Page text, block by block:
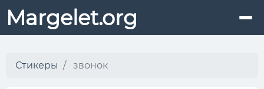
Margelet.org
Стикеры звонок